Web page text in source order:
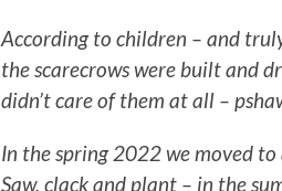
According to children – and
the scarecrows were built and
didn’t care of them at all –
In the spring 2022 we moved
Saw, clack and plant – in the